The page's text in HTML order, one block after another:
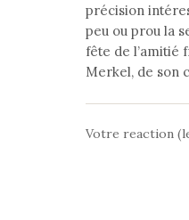
précision
peu ou prou la
fête de l’amitié
Merkel, de son
Votre reaction